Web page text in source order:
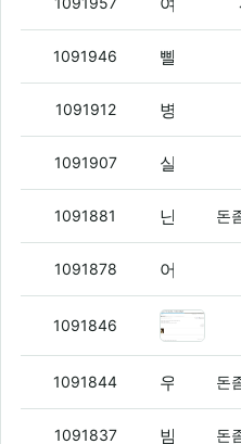
1091946
1091912
1091907
1091881 돈
1091878
1091846 여
1091844 돈
1091837 돈